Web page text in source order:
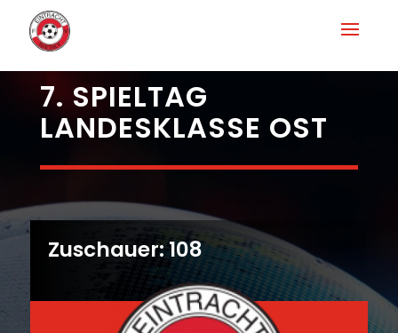
7. SPIELTAG
LANDESKLASSE OST
Zuschauer: 108